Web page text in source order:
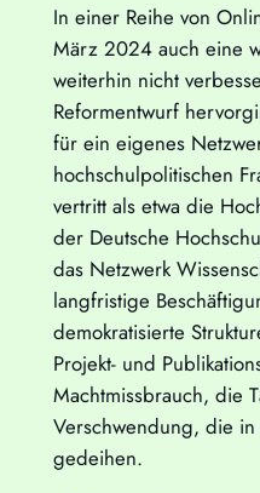
In einer Reihe von
März 2024 auch eine
weiterhin nicht
Reformentwurf
für ein eigenes
hochschulpolitischen
vertritt als etwa die
der Deutsche
das Netzwerk
langfristige
demokratisierte
Projekt- und
Machtmissbrauch, die
Verschwendung, die in
gedeihen.